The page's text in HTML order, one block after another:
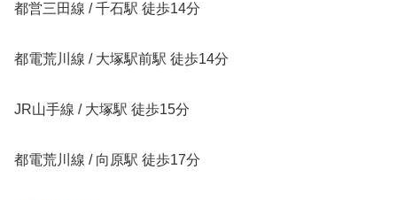
都営三田線 / 千石駅 徒歩14分
都電荒川線 / 大塚駅前駅 徒歩14分
JR山手線 / 大塚駅 徒歩15分
都電荒川線 / 向原駅 徒歩17分